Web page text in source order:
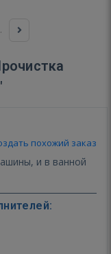
похожий заказ
и в ванной